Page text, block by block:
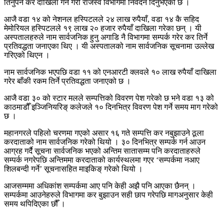
तिर्नुपर्ने कर दाखिला गर्ने गरी राजस्व विभागमा निवेदन दिनुभएको छ ।
आजै वडा १४ को नेशनल हस्पिटलले २४ लाख रुपैयाँ, वडा १४ कै सहिद
मेमोरियल हस्पिटलले १९ लाख २० हजार रुपैयाँ दाखिला गरेका छन् । यी
अस्पतालहरुले नाम सार्वजनिक हुनु अगाडि नै विभागमा सम्पर्क गरेर कर तिर्ने
प्रतिवद्धता जनाएका थिए । यी अस्पतालको नाम सार्वजनिक सूचनामा उल्लेख
गरिएको थिएन ।
नाम सार्वजनिक भएपछि वडा ११ को एनआरटी क्लवले १० लाख रुपैयाँ दाखिला
गरेर बाँकी रकम तिर्ने प्रतिवद्धता जनाएको छ ।
आजै वडा ३० को स्टार मलले सम्पत्तिको विवरण पेश गरेको छ भने वडा १३ को
काठमाडौँ इञ्जिनियरिङ् कलेजले १० दिनभित्र विवरण पेश गर्ने समय माग गरेको
छ ।
महानगरले पहिलो चरणमा गएको असार १६ गते सम्पत्ति कर नबुझाउने ठूला
करदाताको नाम सार्वजनिक गरेको थियो । ३० दिनभित्र सम्पर्क गर्न आउन
आग्रह गर्दै सूचना सार्वजनिक भएको अन्तिम सातासम्म पनि करदाताहरुले
सम्पर्क नगरेपछि अन्तिममा करदाताको कार्यस्थलमा गएर ‘सम्पर्कमा नआए
शिलबन्दी गर्ने’ सूचनासहित माइकिङ् गरेको थियो ।
आजसम्ममा अधिकांश सम्पर्कमा आए पनि केही अझै पनि आएका छैनन् ।
सम्पर्कमा आउनेहरुले विभागमा कर बुझाउन सही छाप गरेपछि मागअनुसार केही
समय थपिदिएका छौँ ।